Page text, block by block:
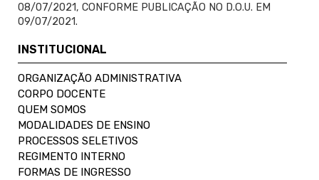
08/07/2021, CONFORME PUBLICAÇÃO NO D.O.U. EM
09/07/2021.
INSTITUCIONAL
ORGANIZAÇÃO ADMINISTRATIVA
CORPO DOCENTE
QUEM SOMOS
MODALIDADES DE ENSINO
PROCESSOS SELETIVOS
REGIMENTO INTERNO
FORMAS DE INGRESSO